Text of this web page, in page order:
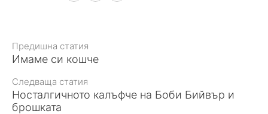
Към
статията
Предишна статия
Имаме си кошче
Следваща статия
Носталгичното калъфче на Боби Бийвър и
брошката